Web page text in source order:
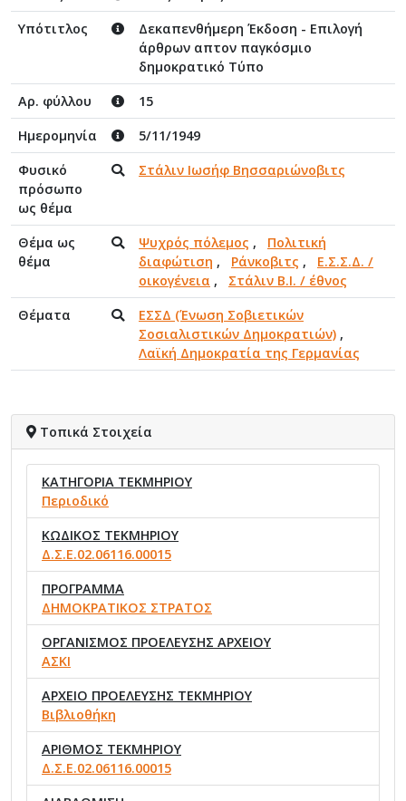
Υπότιτλος
Δεκαπενθήμερη Έκδοση - Επιλογή
άρθρων απτον παγκόσμιο
δημοκρατικό Τύπο
Αρ. φύλλου
15
Ημερομηνία
5/11/1949
Φυσικό
πρόσωπο
ως θέμα
Στάλιν Ιωσήφ Βησσαριώνοβιτς
Θέμα ως
θέμα
Ψυχρός πόλεμος , Πολιτική
διαφώτιση , Ράνκοβιτς , Ε.Σ.Σ.Δ. /
οικογένεια , Στάλιν Β.Ι. / έθνος
Θέματα
ΕΣΣΔ (Ένωση Σοβιετικών
Σοσιαλιστικών Δημοκρατιών) ,
Λαϊκή Δημοκρατία της Γερμανίας
Τοπικά Στοιχεία
ΚΑΤΗΓΟΡΙΑ ΤΕΚΜΗΡΙΟΥ
Περιοδικό
ΚΩΔΙΚΟΣ ΤΕΚΜΗΡΙΟΥ
Δ.Σ.Ε.02.06116.00015
ΠΡΟΓΡΑΜΜΑ
ΔΗΜΟΚΡΑΤΙΚΟΣ ΣΤΡΑΤΟΣ
ΟΡΓΑΝΙΣΜΟΣ ΠΡΟΕΛΕΥΣΗΣ ΑΡΧΕΙΟΥ
ΑΣΚΙ
ΑΡΧΕΙΟ ΠΡΟΕΛΕΥΣΗΣ ΤΕΚΜΗΡΙΟΥ
Βιβλιοθήκη
ΑΡΙΘΜΟΣ ΤΕΚΜΗΡΙΟΥ
Δ.Σ.Ε.02.06116.00015